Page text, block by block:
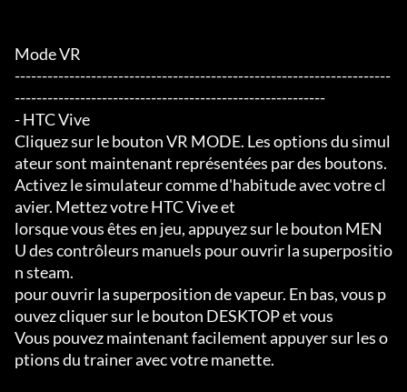
Mode VR
---------------------------------------------------------------------
---------------------------------------------------------
- HTC Vive
Cliquez sur le bouton VR MODE. Les options du simul
ateur sont maintenant représentées par des boutons.
Activez le simulateur comme d'habitude avec votre cl
avier. Mettez votre HTC Vive et
lorsque vous êtes en jeu, appuyez sur le bouton MEN
U des contrôleurs manuels pour ouvrir la superpositio
n steam.
pour ouvrir la superposition de vapeur. En bas, vous p
ouvez cliquer sur le bouton DESKTOP et vous
Vous pouvez maintenant facilement appuyer sur les o
ptions du trainer avec votre manette.